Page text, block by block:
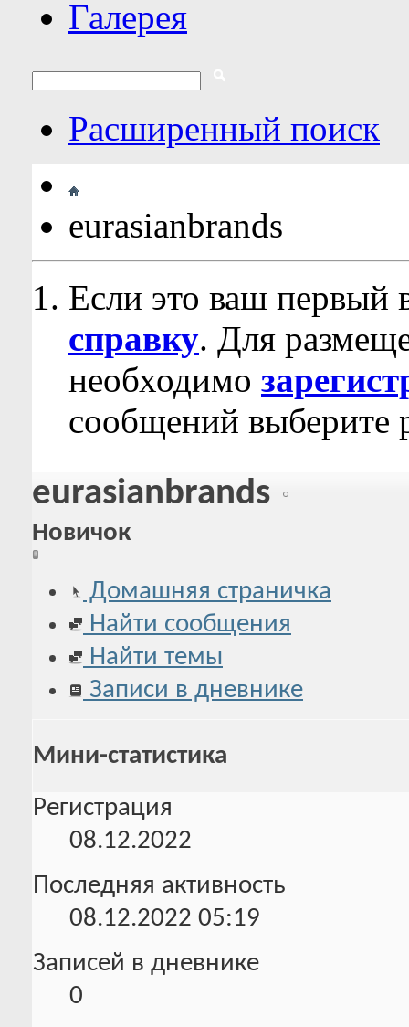
Галерея
Расширенный поиск
eurasianbrands
Если это ваш первый
справку. Для
необходимо
сообщений выберите
eurasianbrands
Новичок
Домашняя страничка
Найти сообщения
Найти темы
Записи в дневнике
Мини-статистика
Регистрация
08.12.2022
Последняя активность
08.12.2022 05:19
Записей в дневнике
0